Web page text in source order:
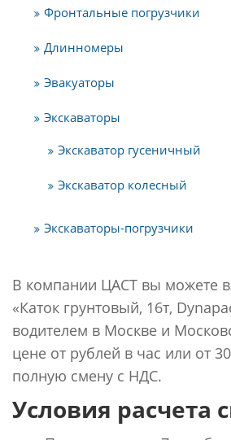
Фронтальные погрузчики
Длинномеры
Эвакуаторы
Экскаваторы
Экскаватор гусеничный
Экскаватор колесный
Экскаваторы-погрузчики
В компании ЦАСТ вы можете
«Каток грунтовый, 16т,
водителем в Москве и
цене от рублей в час или от
полную смену с НДС.
Условия расчета